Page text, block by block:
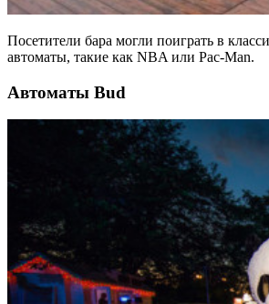
Посетители бара могли поиграть в
автоматы, такие как NBA или Pac-Man.
Автоматы Bud